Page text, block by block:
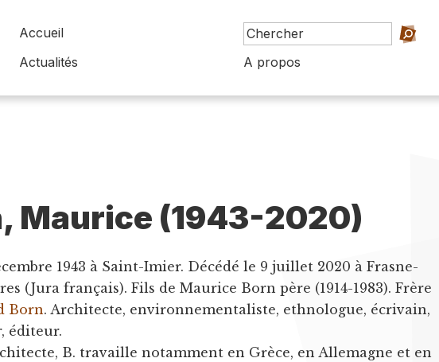
Accueil
Actualités
A propos
Maurice (1943-2020)
1943 à Saint-Imier. Décédé le 9 juillet 2020 à Frasne-
(Jura français). Fils de Maurice Born père (1914-1983). Frère
Born. Architecte, environnementaliste, ethnologue, écrivain,
éditeur.
B. travaille notamment en Grèce, en Allemagne et en